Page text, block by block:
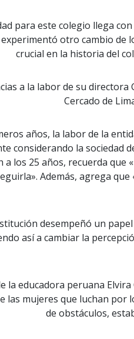
para este colegio llega
otro cambio de
crucial en la historia del
a la labor de su
Cercado de
años, la labor de la
considerando la sociedad
a los 25 años, recuerda que
Además, agrega
desempeñó un
así a cambiar la
la educadora peruana
las mujeres que luchan por
de obstáculos,